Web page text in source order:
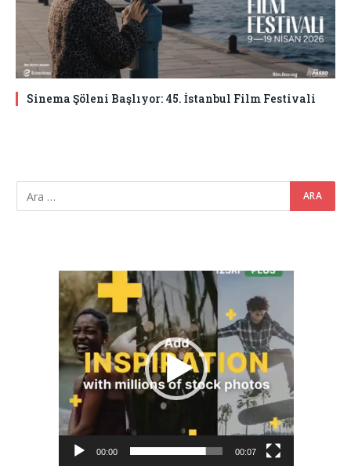
Sinema Şöleni Başlıyor: 45. İstanbul Film Festivali
Video
oynatıcı
00:00 00:07